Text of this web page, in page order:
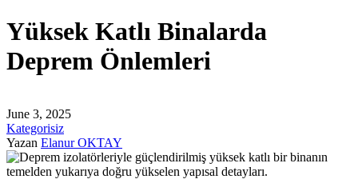
Yüksek Katlı Binalarda
Deprem Önlemleri
June 3, 2025
Kategorisiz
Yazan Elanur OKTAY